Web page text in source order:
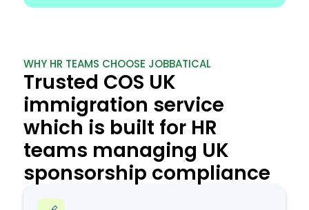
WHY HR TEAMS CHOOSE JOBBATICAL
Trusted COS UK
immigration service
which is built for HR
teams managing UK
sponsorship compliance